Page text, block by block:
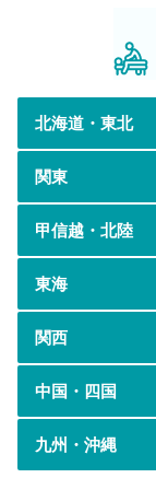
北海道・東北
関東
甲信越・北陸
東海
関西
中国・四国
九州・沖縄